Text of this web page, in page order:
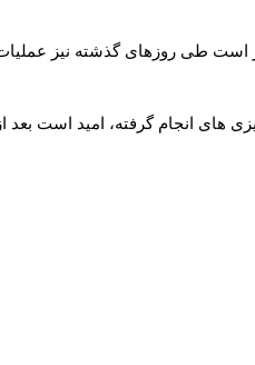
ریزی های انجام گرفته، امید است